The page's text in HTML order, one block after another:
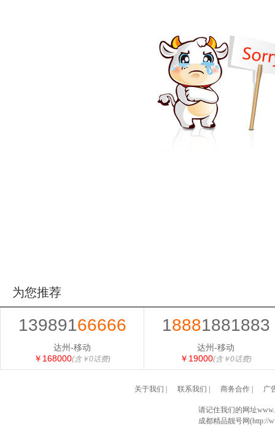
为您推荐
13989166666
达州-移动
￥168000(含￥0话费)
18881881883
达州-移动
￥19000(含￥0话费)
关于我们 联系我们 商务合作| 广
请记住我们的网址
成都精品靓号网(http://